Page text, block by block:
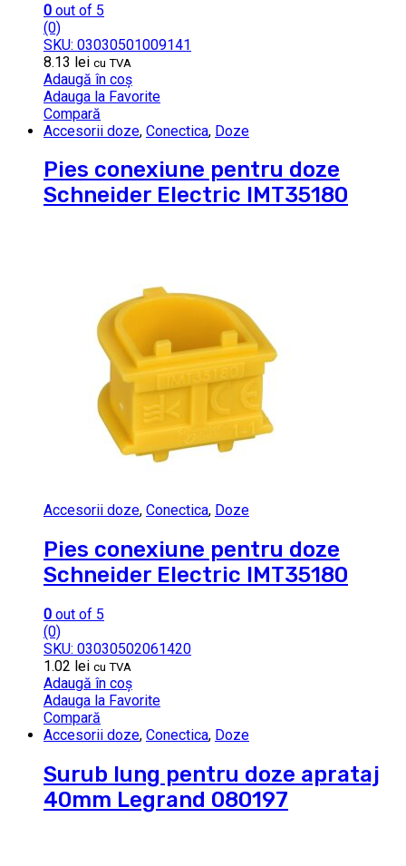
0 out of 5
(0)
SKU: 03030501009141
8.13 lei cu TVA
Adaugă în coș
Adauga la Favorite
Compară
Accesorii doze, Conectica, Doze
Pies conexiune pentru doze
Schneider Electric IMT35180
Accesorii doze, Conectica, Doze
Pies conexiune pentru doze
Schneider Electric IMT35180
0 out of 5
(0)
SKU: 03030502061420
1.02 lei cu TVA
Adaugă în coș
Adauga la Favorite
Compară
Accesorii doze, Conectica, Doze
Surub lung pentru doze aprataj
40mm Legrand 080197